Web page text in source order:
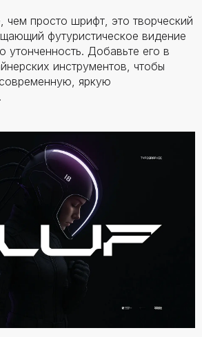
просто шрифт, это творческий
футуристическое видение
утонченность. Добавьте его в
инструментов, чтобы
яркую